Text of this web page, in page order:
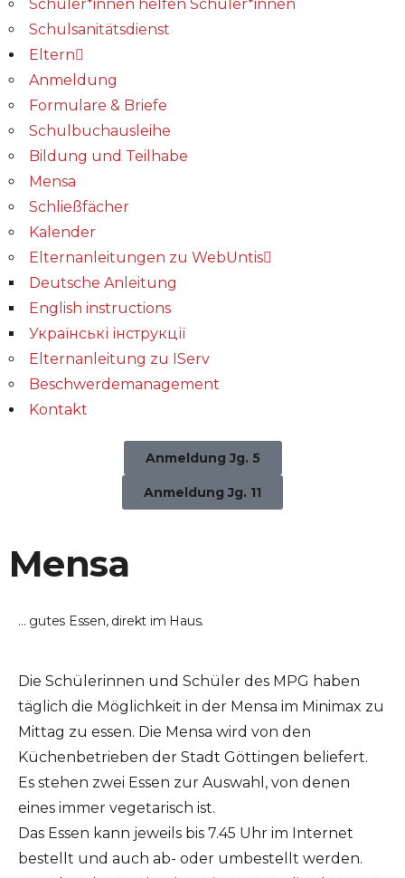
Schüler*innen helfen Schüler*innen
Schulsanitätsdienst
Eltern
Anmeldung
Formulare & Briefe
Schulbuchausleihe
Bildung und Teilhabe
Mensa
Schließfächer
Kalender
Elternanleitungen zu WebUntis
Deutsche Anleitung
English instructions
Українські інструкції
Elternanleitung zu IServ
Beschwerdemanagement
Kontakt
Anmeldung Jg. 5
Anmeldung Jg. 11
Mensa
... gutes Essen, direkt im Haus.
Die Schülerinnen und Schüler des MPG haben
täglich die Möglichkeit in der Mensa im Minimax zu
Mittag zu essen. Die Mensa wird von den
Küchenbetrieben der Stadt Göttingen beliefert.
Es stehen zwei Essen zur Auswahl, von denen
eines immer vegetarisch ist.
Das Essen kann jeweils bis 7.45 Uhr im Internet
bestellt und auch ab- oder umbestellt werden.